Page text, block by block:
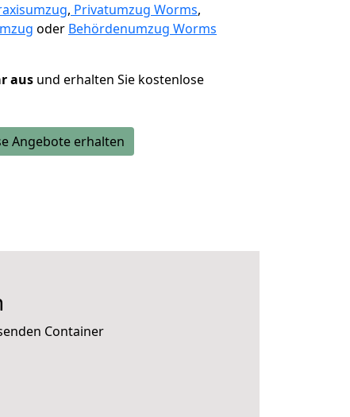
, Privatumzug Worms,
oder Behördenumzug Worms
aus und erhalten Sie kostenlose
Angebote erhalten
Container